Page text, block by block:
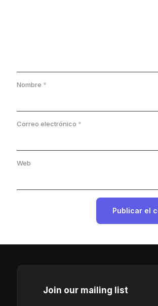
Nombre *
Correo electrónico *
Web
Join our mailing list